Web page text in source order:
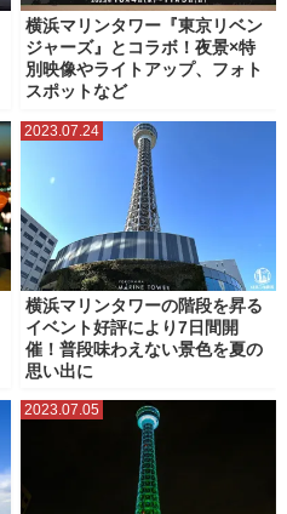
横浜マリンタワー『東京リベン
ジャーズ』とコラボ！夜景×特
別映像やライトアップ、フォト
スポットなど
2023.07.24
横浜マリンタワーの階段を昇る
イベント好評により7日間開
催！普段味わえない景色を夏の
思い出に
2023.07.05